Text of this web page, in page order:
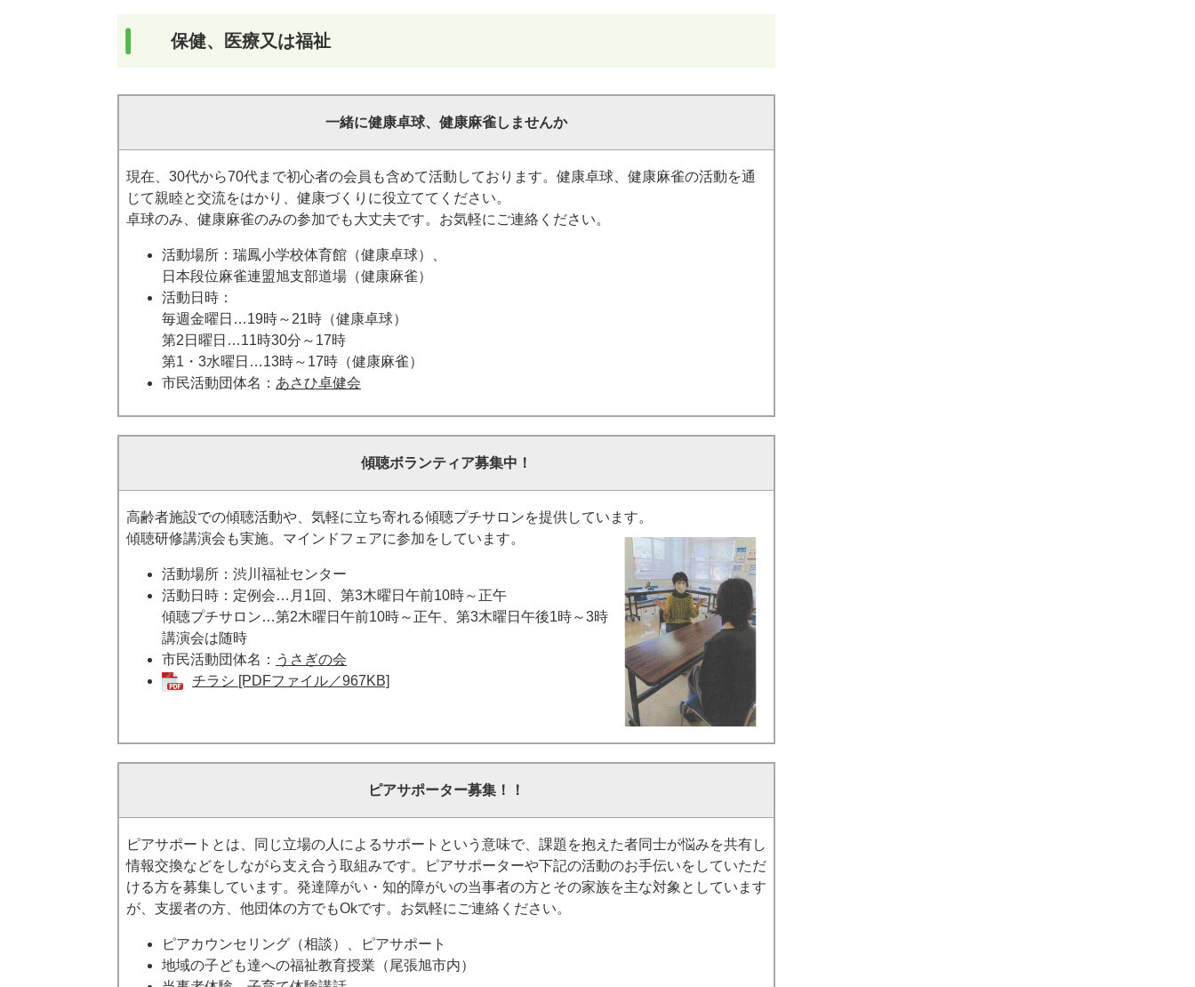
保健、医療又は福祉
一緒に健康卓球、健康麻雀しませんか
現在、30代から70代まで初心者の会員も含めて活動しております。健康卓球、健康麻雀の活動を通
じて親睦と交流をはかり、健康づくりに役立ててください。​​
卓球のみ、健康麻雀のみの参加でも大丈夫です。お気軽にご連絡ください。
活動場所：瑞鳳小学校体育館（健康卓球）、
日本段位麻雀連盟旭支部道場（健康麻雀）
活動日時：
毎週金曜日…19時～21時（健康卓球）
第2日曜日…11時30分～17時
第1・3水曜日…13時～17時（健康麻雀）
市民活動団体名： あさひ卓健会
傾聴ボランティア募集中！
高齢者施設での傾聴活動や、気軽に立ち寄れる傾聴プチサロンを提供しています。
傾聴研修講演会も実施。マインドフェアに参加をしています。
活動場所：渋川福祉センター
活動日時：定例会…月1回、第3木曜日午前10時～正午
傾聴プチサロン…第2木曜日午前10時～正午、第3木曜日午後1時～3時
講演会は随時
市民活動団体名： うさぎの会
チラシ [PDFファイル／967KB]
ピアサポーター募集！！
ピアサポートとは、同じ立場の人によるサポートという意味で、課題を抱えた者同士が悩みを共有し
情報交換などをしながら支え合う取組みです。ピアサポーターや下記の活動のお手伝いをしていただ
ける方を募集しています。発達障がい・知的障がいの当事者の方とその家族を主な対象としています
が、支援者の方、他団体の方でもOkです。お気軽にご連絡ください。
ピアカウンセリング（相談）、ピアサポート
地域の子ども達への福祉教育授業（尾張旭市内）